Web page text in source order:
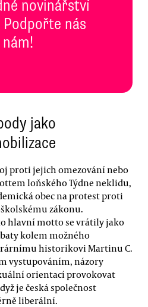
novinářství
nás
jako
proti jejich omezování nebo
loňského Týdne neklidu,
obec na protest proti
zákonu.
hlavní motto se vrátily jako
kolem možného
historikovi Martinu C.
vystupováním, názory
orientací provokovat
je česká společnost
liberální.